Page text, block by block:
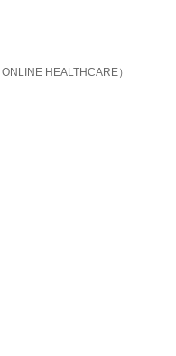
HEALTHCARE）